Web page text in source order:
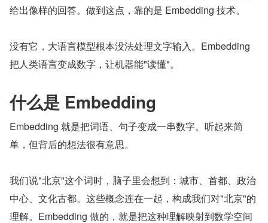
给出像样的回答。做到这点，靠的是 Embedding 技术。
没有它，大语言模型根本没法处理文字输入。Embedding
把人类语言变成数字，让机器能"读懂"。
什么是 Embedding
Embedding 就是把词语、句子变成一串数字。听起来简
单，但背后的想法很有意思。
我们说"北京"这个词时，脑子里会想到：城市、首都、政治
中心、文化古都。这些概念连在一起，构成我们对"北京"的
理解。Embedding 做的，就是把这种理解映射到数学空间